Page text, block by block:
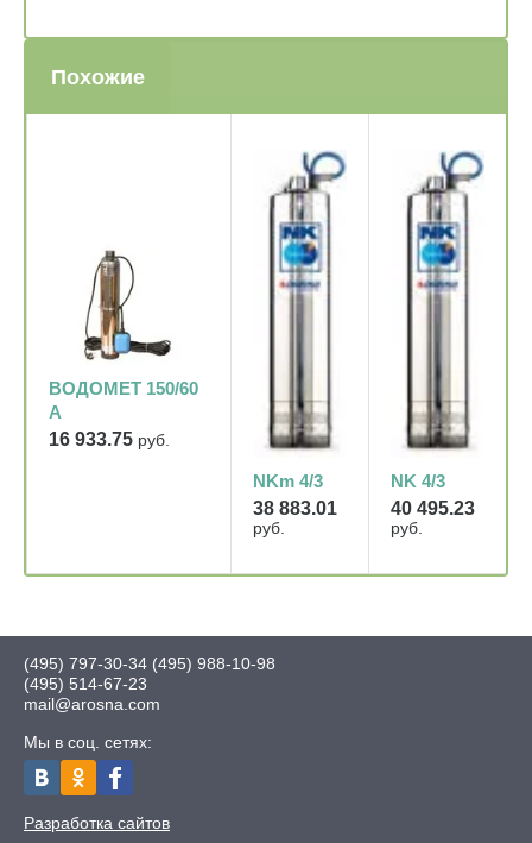
Похожие
ВОДОМЕТ 150/60
А
16 933.75 руб.
NKm 4/3
38 883.01
руб.
NK 4/3
40 495.23
руб.
(495) 797-30-34 (495) 988-10-98
(495) 514-67-23
mail@arosna.com
Мы в соц. сетях:
Разработка сайтов